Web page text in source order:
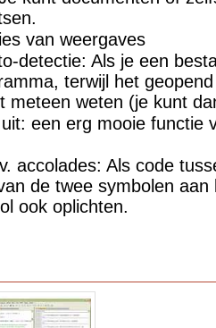
van weergaves
detectie: Als je een
terwijl het
meteen weten (je kunt
een erg mooie functie
accolades: Als code
de twee symbolen aan
ook oplichten.